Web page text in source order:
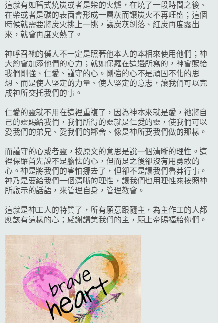
這就有如舊式燒炭或者是柴的火爐，在燒了一段時間之後、
在柴或者是碳的表面會形成一層灰而讓炭火不再旺盛；這個
時候就需要將炭火挑上一挑，讓炭灰剝落、紅炭再度露出
來，就會再度火熱了。
神呼召祂的僕人不一定是照著他本人的本相來使用他們；神
大約會加添他們的心力；就如保羅在這邊所寫的，神會賜給
我們剛強、仁愛、謹守的心。剛強的心不是頑固不化的思
想、而是使人堅定的力量、使人堅定的意志，讓我們可以完
成神所交托我們的事。
仁愛的靈就不用在這裡重複了，因為神本來就是愛，祂將自
己的靈賜給我們，我們所得的靈就是仁愛的靈，使我們可以
愛我們的弟兄、愛我們的鄰舍、像是神所要我們做的那樣。
而謹守的心或者靈，按原文的意思是說一個清晰的理性。這
裡保羅首先說不是膽怯的心，但而是之後卻沒有用勇敢的
心。神是將我們的害怕挪去了，但卻不是讓我們魯莽行事。
神乃是要給我們一個清晰的理性，讓我們也用理性來按照神
所啟示的話語，來管理自身，管理教會。
這就是神工人的特質了，所有願意跟隨主，為主作工的人都
應該有這樣的心；感謝讚美我們的主，願上帝賜福給你們。